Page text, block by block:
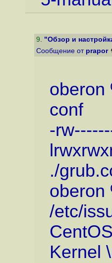
9. "Обзор и
Сообщение от prapor
oberon
-
./
oberon
/
Kernel